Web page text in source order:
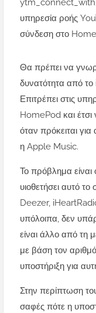
υπηρεσία ροής
σύνδεση στο
Θα πρέπει να
δυνατότητα από
Επιτρέπει στις
HomePod και
όταν πρόκειται
η Apple Music.
Το πρόβλημα είναι
υιοθετήσει αυτό
Deezer,
υπόλοιπα, δεν
είναι άλλο από τη
με βάση τον
υποστήριξη για
Στην περίπτωση
σαφές πότε η